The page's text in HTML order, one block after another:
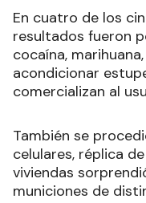
En cuatro de los
resultados fueron
cocaína,
acondicionar
comercializan al
También se
celulares, réplica
viviendas
municiones de